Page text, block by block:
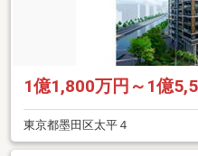
1億1,800万円～1億
東京都墨田区太平４